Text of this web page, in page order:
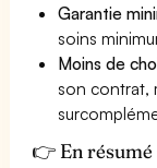
Garantie
soins
Moins de
son contrat,
👉 En résumé